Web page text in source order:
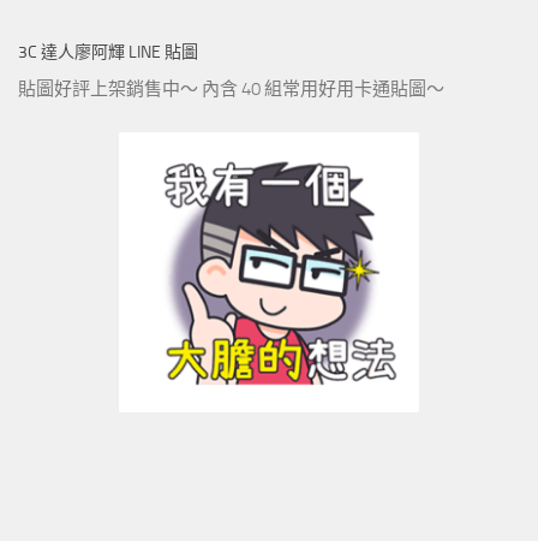
3C 達人廖阿輝 LINE 貼圖
貼圖好評上架銷售中～ 內含 40 組常用好用卡通貼圖～